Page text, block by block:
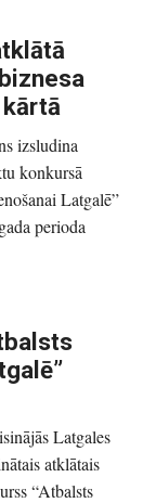
izsludina
konkursā
Latgalē”
perioda
Latgales
atklātais
“Atbalsts